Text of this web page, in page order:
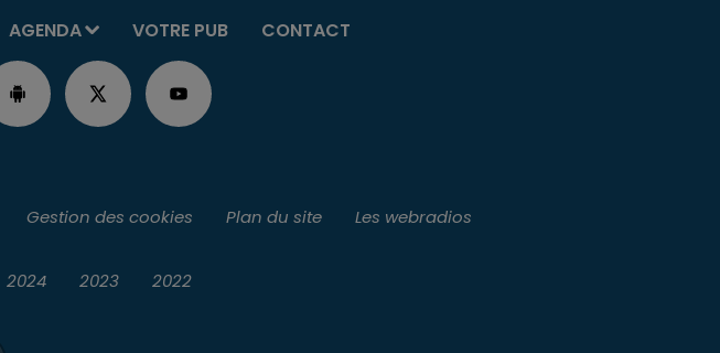
AGENDA VOTRE PUB CONTACT
Gestion des cookies Plan du site Les webradios
2024 2023 2022